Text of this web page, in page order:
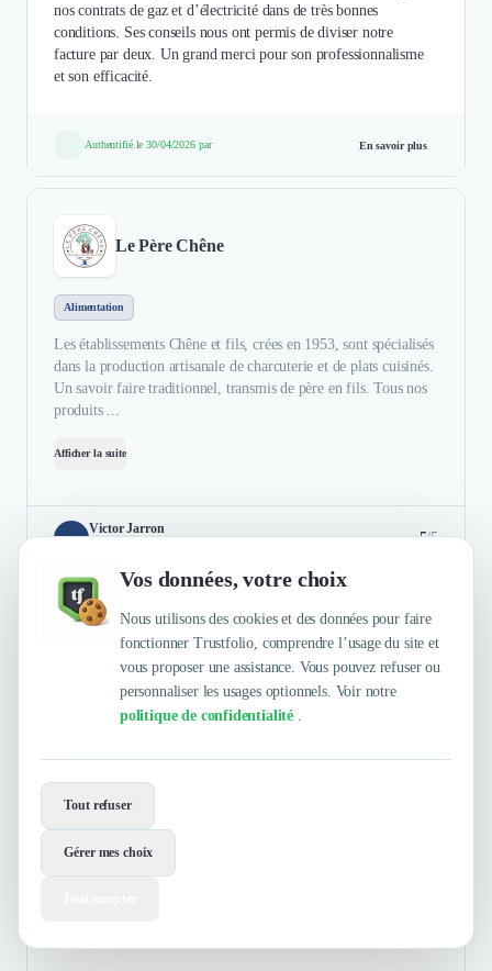
Vos données, votre choix
Nous utilisons des cookies et des données pour faire
fonctionner Trustfolio, comprendre l’usage du site et
vous proposer une assistance. Vous pouvez refuser ou
personnaliser les usages optionnels. Voir notre
politique de confidentialité .
Tout refuser
Gérer mes choix
nos contrats de gaz et d’électricité dans de très bonnes
conditions. Ses conseils nous ont permis de diviser notre
facture par deux. Un grand merci pour son professionnalisme
et son efficacité.
Authentifié le 30/04/2026 par En savoir plus
Le Père Chêne
Alimentation
Les établissements Chêne et fils, crées en 1953, sont spécialisés
dans la production artisanale de charcuterie et de plats cuisinés.
Un savoir faire traditionnel, transmis de père en fils. Tous nos
produits ...
Afficher la suite
Victor Jarron
5/5
Très bon accompagnement sur la gestion de nos contrats
d'énergie. Les conseils fournis nous ont permis de mieux
comprendre nos enjeux et de prendre les bonnes décisions. Je
recommande Alliance des Énergies.